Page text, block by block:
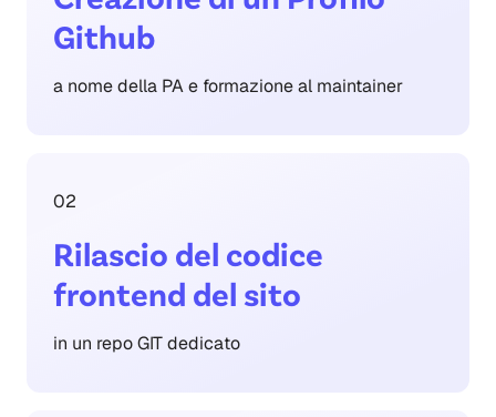
Github
a nome della PA e formazione al maintainer
02
Rilascio del codice
frontend del sito
in un repo GIT dedicato